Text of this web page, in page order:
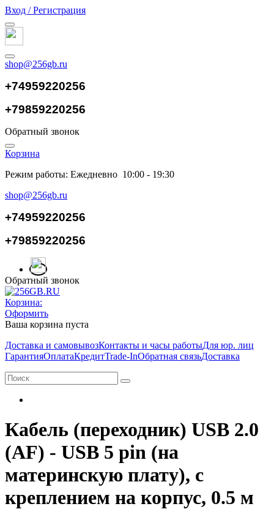
Вход / Регистрация
shop@256gb.ru
+74959220256
+79859220256
Обратный звонок
Корзина
Режим работы: Ежедневно 10:00 - 19:30
shop@256gb.ru
+74959220256
+79859220256
Обратный звонок
Корзина:
Оформить
Ваша корзина пуста
Доставка и самовывозКонтакты и часы работыДля юр. лиц
ГарантияОплатаКредитTrade-InОбратная связьДоставка
Кабель (переходник) USB 2.0
(AF) - USB 5 pin (на
материнскую плату), с
креплением на корпус, 0.5 м